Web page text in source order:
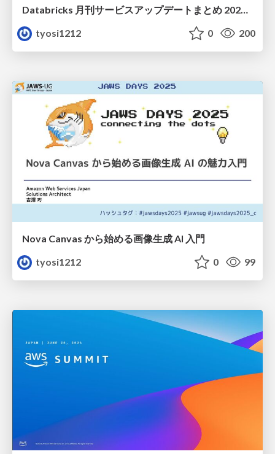
Databricks 月刊サービスアップデートまとめ 2026年04月号
tyosi1212
0 200
Nova Canvas から始める画像生成 AI 入門
tyosi1212
0 99